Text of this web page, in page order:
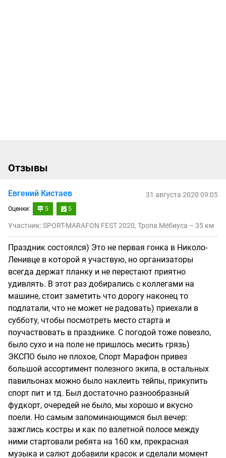
Отзывы
Евгений Кистаев
Оценки: 5 5
31 августа 2020 09:05
Участник: SPORT-MARAFON FEST 2020, Тропа Мёбиуса – 35 км
Праздник состоялся) Это не первая гонка в Николо-
Ленивце в которой я участвую, но организаторы
всегда держат планку и не перестают приятно
удивлять. В этот раз добирались с коллегами на
машине, стоит заметить что дорогу наконец то
подлатали, что не может не радовать) приехали в
субботу, чтобы посмотреть место старта и
поучаствовать в празднике. С погодой тоже повезло,
было сухо и на поле не пришлось месить грязь)
ЭКСПО было не плохое, Спорт Марафон привез
большой ассортимент полезного экипа, в остальных
павильонах можно было наклеить тейпы, прикупить
спорт пит и тд. Был достаточно разнообразный
фудкорт, очередей не было, мы хорошо и вкусно
поели. Но самым запоминающимся был вечер:
зажглись костры и как по взлетной полосе между
ними стартовали ребята на 160 км, прекрасная
музыка и салют добавили красок и сделали момент